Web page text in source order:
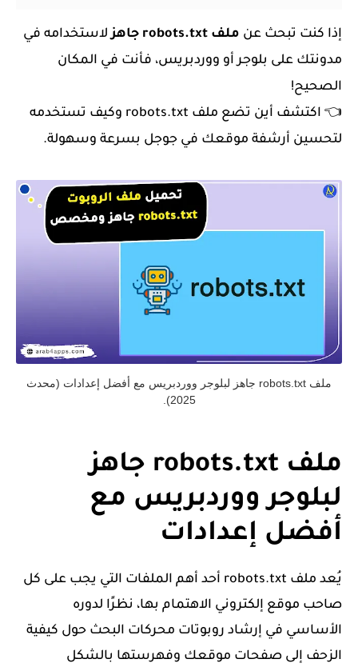
إذا كنت تبحث عن ملف robots.txt جاهز
لاستخدامه في
مدونتك على بلوجر أو ووردبريس، فأنت في المكان
الصحيح!
👈 اكتشف أين تضع ملف robots.txt وكيف تستخدمه
لتحسين أرشفة موقعك في جوجل بسرعة وسهولة.
ملف robots.txt جاهز لبلوجر ووردبريس مع أفضل إعدادات (محدث
2025).
ملف robots.txt جاهز
لبلوجر ووردبريس مع
أفضل إعدادات
يُعد ملف robots.txt أحد أهم الملفات التي يجب على كل
صاحب موقع إلكتروني الاهتمام بها، نظرًا لدوره
الأساسي في إرشاد روبوتات محركات البحث حول كيفية
الزحف إلى صفحات موقعك وفهرستها بالشكل